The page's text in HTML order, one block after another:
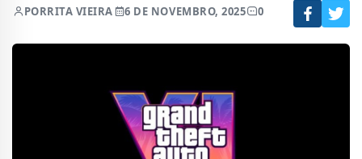
PORRITA VIEIRA 6 DE NOVEMBRO, 2025 0